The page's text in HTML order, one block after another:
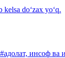
do‘zax yo‘q.
#адолат, инсоф ва